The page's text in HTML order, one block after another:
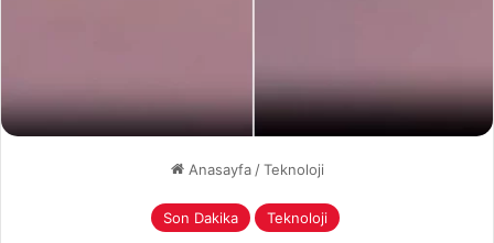
Anasayfa / Teknoloji
Son Dakika Teknoloji